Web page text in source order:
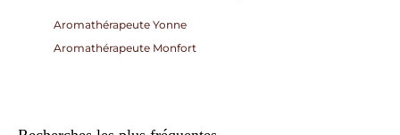
Aromathérapeute Yonne
Aromathérapeute Monfort